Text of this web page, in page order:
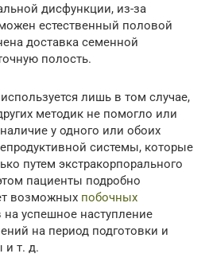
дисфункции, из-за
естественный половой
доставка семенной
полость.
лишь в том случае,
методик не помогло или
у одного или обоих
системы, которые
путем экстракорпорального
пациенты подробно
возможных побочных
на успешное наступление
на период подготовки и
и т. д.